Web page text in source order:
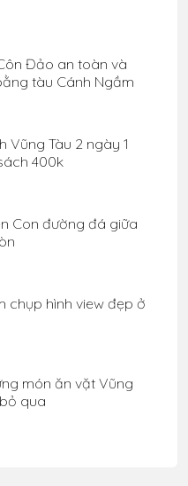
Đảo an toàn và
tàu Cánh Ngầm
Vũng Tàu 2 ngày 1
400k
Con đường đá giữa
chụp hình view đẹp ở
món ăn vặt Vũng
qua